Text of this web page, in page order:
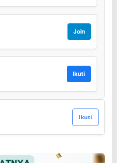
Join
Ikuti
Ikuti